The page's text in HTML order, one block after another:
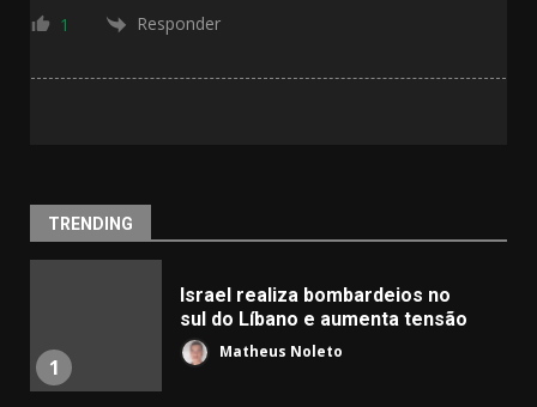
1 Responder
TRENDING
1
Israel realiza bombardeios no
sul do Líbano e aumenta tensão
Matheus Noleto